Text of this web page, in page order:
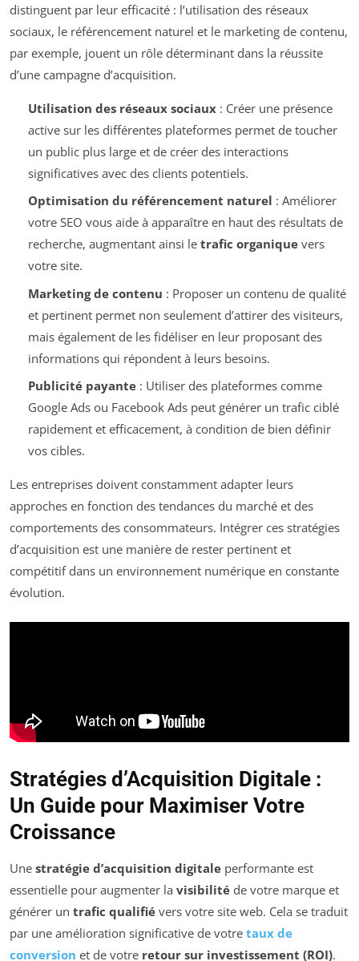
distinguent par leur efficacité : l’utilisation des réseaux
sociaux, le référencement naturel et le marketing de contenu,
par exemple, jouent un rôle déterminant dans la réussite
d’une campagne d’acquisition.
Utilisation des réseaux sociaux: Créer une présence
active sur les différentes plateformes permet de toucher
un public plus large et de créer des interactions
significatives avec des clients potentiels.
Optimisation du référencement naturel : Améliorer
votre SEO vous aide à apparaître en haut des résultats de
recherche, augmentant ainsi le trafic organiquevers
votre site.
Marketing de contenu : Proposer un contenu de qualité
et pertinent permet non seulement d’attirer des visiteurs,
mais également de les fidéliser en leur proposant des
informations qui répondent à leurs besoins.
Publicité payante: Utiliser des plateformes comme
Google Ads ou Facebook Ads peut générer un trafic ciblé
rapidement et efficacement, à condition de bien définir
vos cibles.
Les entreprises doivent constamment adapter leurs
approches en fonction des tendances du marché et des
comportements des consommateurs. Intégrer ces stratégies
d’acquisition est une manière de rester pertinent et
compétitif dans un environnement numérique en constante
évolution.
Stratégies d’Acquisition Digitale :
Un Guide pour Maximiser Votre
Croissance
Une stratégie d’acquisition digitale performante est
essentielle pour augmenter la visibilité de votre marque et
générer un trafic qualifié vers votre site web. Cela se traduit
par une amélioration significative de votre taux de
conversion et de votre retour sur investissement (ROI).